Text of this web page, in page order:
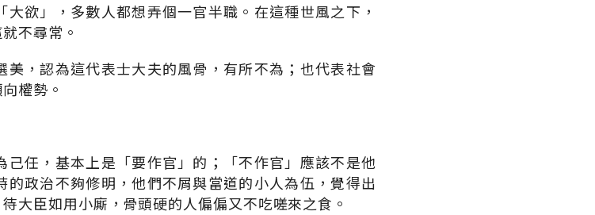
欲」，多數人都想弄個一官半職。在這種世風之下，
不尋常。
，認為這代表士大夫的風骨，有所不為；也代表社會
權勢。
任，基本上是「要作官」的；「不作官」應該不是他
政治不夠修明，他們不屑與當道的小人為伍，覺得出
大臣如用小廝，骨頭硬的人偏偏又不吃嗟來之食。